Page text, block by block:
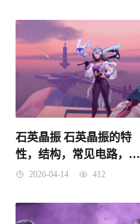
石英晶振 石英晶振的特
性，结构，常见电路，检
测，修理方法
2026-04-14 412